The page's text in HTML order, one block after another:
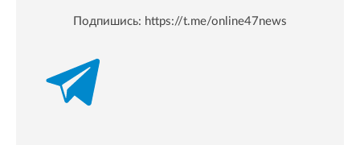
Подпишись: https://t.me/online47news